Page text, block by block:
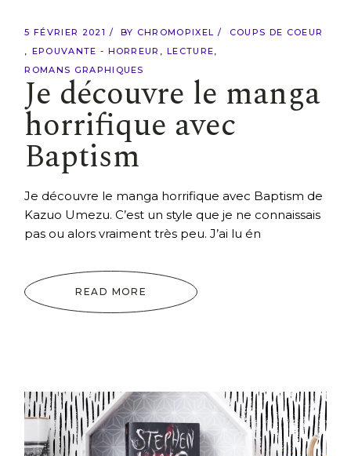
5 FÉVRIER 2021 BY CHROMOPIXEL
COUPS DE COEUR
EPOUVANTE - HORREUR
LECTURE
ROMANS GRAPHIQUES
Je découvre le manga
horrifique avec
Baptism
Je découvre le manga horrifique avec Baptism de
Kazuo Umezu. C’est un style que je ne connaissais
pas ou alors vraiment très peu. J’ai lu én
READ MORE